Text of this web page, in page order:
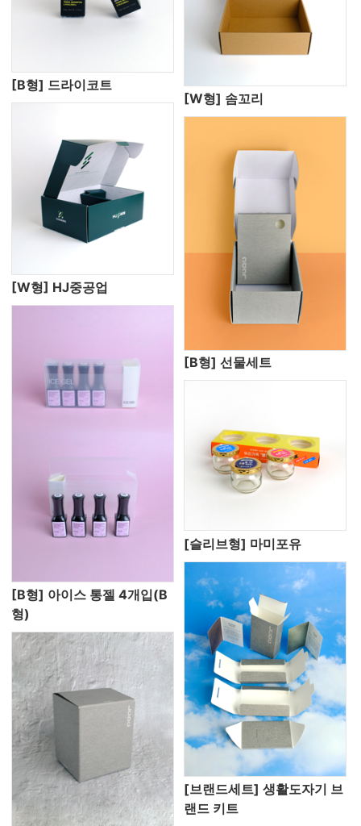
[B형] 드라이코트
[W형] 솜꼬리
[W형] HJ중공업
[B형] 선물세트
[B형] 아이스 통젤 4개입(B
형)
[슬리브형] 마미포유
[브랜드세트] 생활도자기 브
랜드 키트